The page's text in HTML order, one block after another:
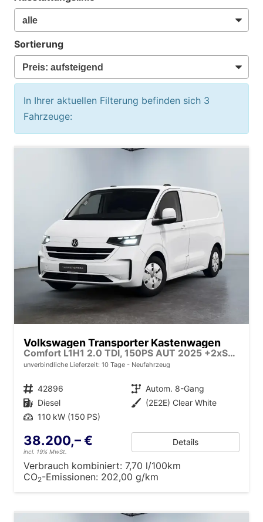
Sortierung
In Ihrer aktuellen Filterung befinden sich 3
Fahrzeuge:
Volkswagen Transporter Kastenwagen
Comfort L1H1 2.0 TDI, 150PS AUT 2025 +2xSchiebetür +AHK +Standhzg +FAP-Plus +RFK +PDC +LED +Fernlicht +Sitzhzg +Klima +DigitalCockpit +13"Touch +CarPlay +LaneAssist +Verkehrsz. +Notbrems +70lTank +Zusatzbatt +Doppelsitz
unverbindliche Lieferzeit: 10 Tage Neufahrzeug
Fahrzeugnr. 42896 Getriebe Autom. 8-Gang
Kraftstoff Diesel Außenfarbe (2E2E) Clear White
Leistung 110 kW (150 PS)
38.200,– €
incl. 19% MwSt.
Details
Verbrauch kombiniert: 7,70 l/100km
CO2-Emissionen: 202,00 g/km